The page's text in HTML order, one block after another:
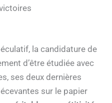
la candidature de
d’être étudiée avec
ses deux dernières
sur le papier